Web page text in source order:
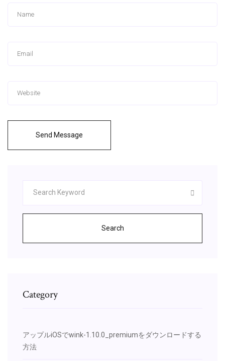
Send Message
Search
Category
アップルiOSでwink-1.10.0_premiumをダウンロードする
方法